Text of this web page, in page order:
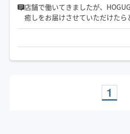
店舗で働いてきましたが、
癒しをお届けさせていただけたら
セラピスト歴9年強圧可◎心身と
すよう誠心誠意努めさせていただ
1